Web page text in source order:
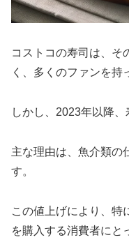
コストコの寿司は、そ
く、多くのファンを持
しかし、2023年以降、
主な理由は、魚介類の
す。
この値上げにより、特
を購入する消費者にと